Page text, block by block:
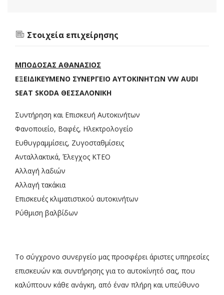
Στοιχεία επιχείρησης
ΜΠΟΔΟΣΑΣ ΑΘΑΝΑΣΙΟΣ
ΕΞΕΙΔΙΚΕΥΜΕΝΟ ΣΥΝΕΡΓΕΙΟ ΑΥΤΟΚΙΝΗΤΩΝ VW AUDI
SEAT SKODA ΘΕΣΣΑΛΟΝΙΚΗ
Συντήρηση και Επισκευή Αυτοκινήτων
Φανοποιείο, Βαφές, Ηλεκτρολογείο
Ευθυγραμμίσεις, Ζυγοσταθμίσεις
Ανταλλακτικά, Έλεγχος ΚΤΕΟ
Αλλαγή λαδιών
Αλλαγή τακάκια
Επισκευές κλιματιστικού αυτοκινήτων
Ρύθμιση βαλβίδων
Το σύγχρονο συνεργείο μας προσφέρει άριστες υπηρεσίες
επισκευών και συντήρησης για το αυτοκίνητό σας, που
καλύπτουν κάθε ανάγκη, από έναν πλήρη και υπεύθυνο